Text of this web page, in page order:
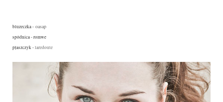
bluzeczka - oasap
spódnica - romwe
płaszczyk -laredoute